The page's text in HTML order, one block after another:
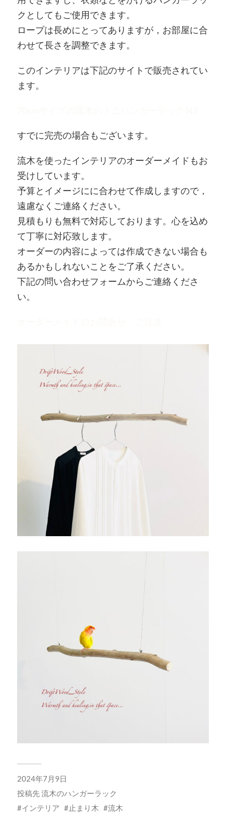
クとしてもご使用できます。
ロープは長めにとってありますが，お部屋に合
わせて長さを調整できます。
このインテリアは下記のサイトで販売されてい
ます。
すでに完売の場合もございます。
流木を使ったインテリアのオーダーメイドもお
受けしています。
予算とイメージにに合わせて作成しますので，
遠慮なくご連絡ください。
見積もりも無料で対応しております。心を込め
て丁寧に対応致します。
オーダーの内容によっては作成できない場合も
あるかもしれないことをご了承ください。
下記の問い合わせフォームからご連絡くださ
い。
2024年7月9日
投稿先流木のハンガーラック
インテリア
止まり木 流木